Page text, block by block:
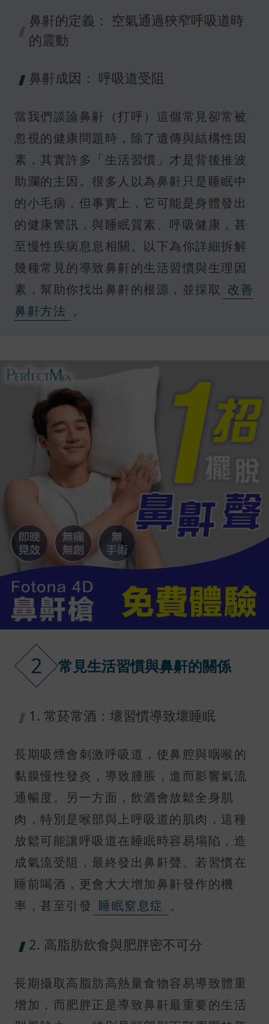
鼻鼾的定義： 空氣通過狹窄呼吸道時
的震動
鼻鼾成因： 呼吸道受阻
當我們談論鼻鼾（打呼）這個常見卻常被
忽視的健康問題時，除了遺傳與結構性因
素，其實許多「生活習慣」才是背後推波
助瀾的主因。很多人以為鼻鼾只是睡眠中
的小毛病，但事實上，它可能是身體發出
的健康警訊，與睡眠質素、呼吸健康，甚
至慢性疾病息息相關。以下為你詳細拆解
幾種常見的導致鼻鼾的生活習慣與生理因
素，幫助你找出鼻鼾的根源，並採取 改善
鼻鼾方法 。
2 常見生活習慣與鼻鼾的關係
1. 常菸常酒：壞習慣導致壞睡眠
長期吸煙會刺激呼吸道，使鼻腔與咽喉的
黏膜慢性發炎，導致腫脹，進而影響氣流
通暢度。另一方面，飲酒會放鬆全身肌
肉，特別是喉部與上呼吸道的肌肉，這種
放鬆可能讓呼吸道在睡眠時容易塌陷，造
成氣流受阻，最終發出鼻鼾聲。若習慣在
睡前喝酒，更會大大增加鼻鼾發作的機
率，甚至引發 睡眠窒息症 。
2. 高脂肪飲食與肥胖密不可分
長期攝取高脂肪高熱量食物容易導致體重
增加，而肥胖正是導致鼻鼾最重要的生活